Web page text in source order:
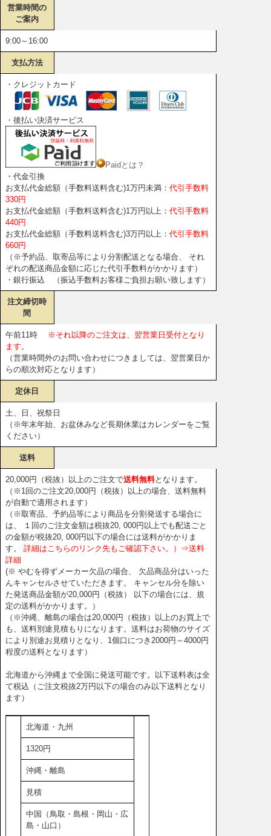
営業時間の
ご案内
9:00～16:00
支払方法
・クレジットカード
・後払い決済サービス
Paidとは？
・代金引換
お支払代金総額（手数料送料含む)1万円未満： 代引手数料
330円
お支払代金総額（手数料送料含む)1万円以上： 代引手数料
440円
お支払代金総額（手数料送料含む)3万円以上： 代引手数料
660円
（※予約品、取寄品等により分割配送となる場合、 それ
ぞれの配送商品金額に応じた代引手数料がかかります）
・銀行振込 （振込手数料お客様ご負担お願い致します）
注文締切時
間
午前11時
※それ以降のご注文は、翌営業日受付となり
ます。
（営業時間外のお問い合わせにつきましては、翌営業日か
らの順次対応となります）
定休日
土、日、祝祭日
（※年末年始、お盆休みなど長期休業はカレンダーをご覧
ください）
送料
20,000円（税抜）以上のご注文で送料無料となります。
（※1回のご注文20,000円（税抜）以上の場合、送料無料
が自動で適用されます）
（※取寄品、予約品等により商品を分割発送する場合に
は、 １回のご注文金額は税抜20, 000円以上でも配送ごと
の金額が税抜20, 000円以下の場合には送料がかかりま
す。
詳細はこちらのリンク先もご確認下さい。）⇒送料
詳細
(※ やむを得ずメーカー欠品の場合、 欠品商品分はいった
んキャンセルさせていただきます。 キャンセル分を除い
た発送商品金額が20,000円（税抜） 以下の場合には、規
定の送料がかかります。）
（※沖縄、離島の場合は20,000円（税抜）以上のお買上で
も、送料別途見積もりになります。送料はお荷物のサイズ
により別途お見積りとなり、1個口につき2000円～4000円
程度の送料となります）
北海道から沖縄まで全国に発送可能です。以下送料表は全
て税込（ご注文税抜2万円以下の場合のみ以下送料となり
ます）
北海道・九州
1320円
沖縄・離島
見積
中国（鳥取・島根・岡山・広
島・山口）